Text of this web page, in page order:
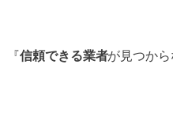
『信頼できる業者が見つから